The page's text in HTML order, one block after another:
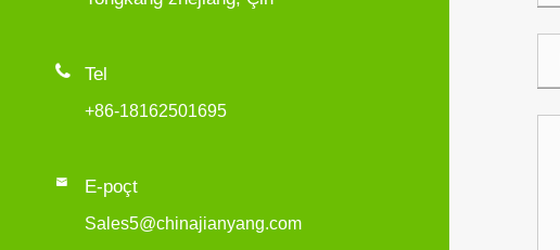
 Tel
+86-18162501695
 E-poçt
Sales5@chinajianyang.com